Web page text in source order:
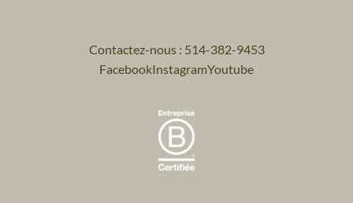
Contactez-nous : 514-382-9453
FacebookInstagramYoutube